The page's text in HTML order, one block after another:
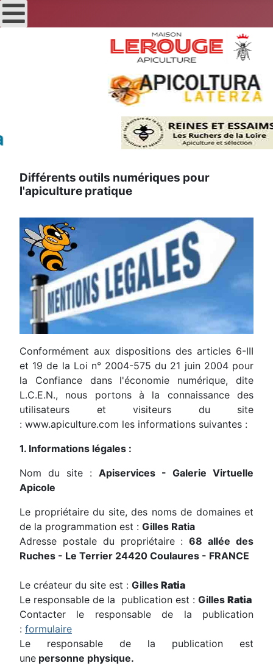
Différents outils numériques pour
l'apiculture pratique
Conformément aux dispositions des articles 6-III
et 19 de la Loi n° 2004-575 du 21 juin 2004 pour
la Confiance dans l'économie numérique, dite
L.C.E.N., nous portons à la connaissance des
utilisateurs et visiteurs du site
: www.apiculture.com les informations suivantes :
1. Informations légales :
Nom du site : Apiservices - Galerie Virtuelle
Apicole
Le propriétaire du site, des noms de domaines et
de la programmation est : Gilles Ratia
Adresse postale du propriétaire :68 allée des
Ruches - Le Terrier 24420 Coulaures - FRANCE
Le créateur du site est : Gilles Ratia
Le responsable de la publication est : Gilles Ratia
Contacter le responsable de la publication
: formulaire
Le responsable de la publication est
une personne physique.